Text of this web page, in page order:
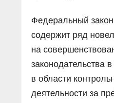
Федеральный
содержит ряд
на
законодательства
в области
деятельности за